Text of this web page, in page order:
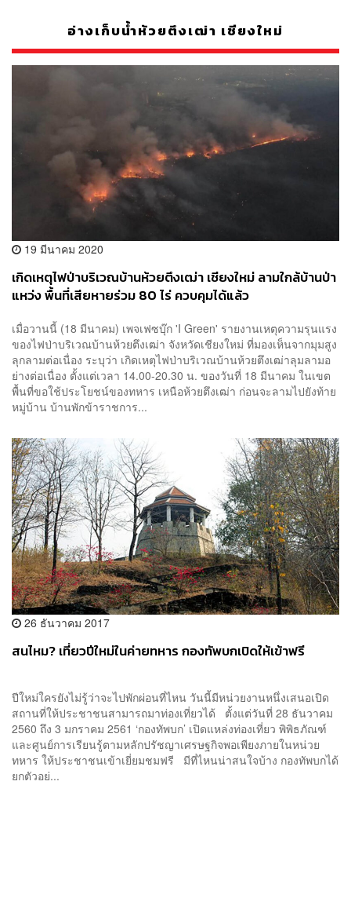
อ่างเก็บน้ำห้วยตึงเฒ่า เชียงใหม่
19 มีนาคม 2020
เกิดเหตุไฟป่าบริเวณบ้านห้วยตึงเฒ่า เชียงใหม่ ลามใกล้บ้านป่า
แหว่ง พื้นที่เสียหายร่วม 80 ไร่ ควบคุมได้แล้ว
เมื่อวานนี้ (18 มีนาคม) เพจเฟซบุ๊ก 'I Green' รายงานเหตุความรุนแรง
ของไฟป่าบริเวณบ้านห้วยตึงเฒ่า จังหวัดเชียงใหม่ ที่มองเห็นจากมุมสูง
ลุกลามต่อเนื่อง ระบุว่า เกิดเหตุไฟป่าบริเวณบ้านห้วยตึงเฒ่าลุมลามอ
ย่างต่อเนื่อง ตั้งแต่เวลา 14.00-20.30 น. ของวันที่ 18 มีนาคม ในเขต
พื้นที่ขอใช้ประโยชน์ของทหาร เหนือห้วยตึงเฒ่า ก่อนจะลามไปยังท้าย
หมู่บ้าน บ้านพักข้าราชการ...
26 ธันวาคม 2017
สนไหม? เที่ยวปีใหม่ในค่ายทหาร กองทัพบกเปิดให้เข้าฟรี
ปีใหม่ใครยังไม่รู้ว่าจะไปพักผ่อนที่ไหน วันนี้มีหน่วยงานหนึ่งเสนอเปิด
สถานที่ให้ประชาชนสามารถมาท่องเที่ยวได้ ตั้งแต่วันที่ 28 ธันวาคม
2560 ถึง 3 มกราคม 2561 ‘กองทัพบก’ เปิดแหล่งท่องเที่ยว พิพิธภัณฑ์
และศูนย์การเรียนรู้ตามหลักปรัชญาเศรษฐกิจพอเพียงภายในหน่วย
ทหาร ให้ประชาชนเข้าเยี่ยมชมฟรี มีที่ไหนน่าสนใจบ้าง กองทัพบกได้
ยกตัวอย่...